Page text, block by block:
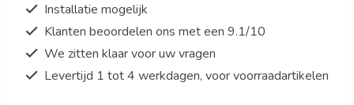
Installatie mogelijk
Klanten beoordelen ons met een 9.1/10
We zitten klaar voor uw vragen
Levertijd 1 tot 4 werkdagen, voor voorraadartikelen